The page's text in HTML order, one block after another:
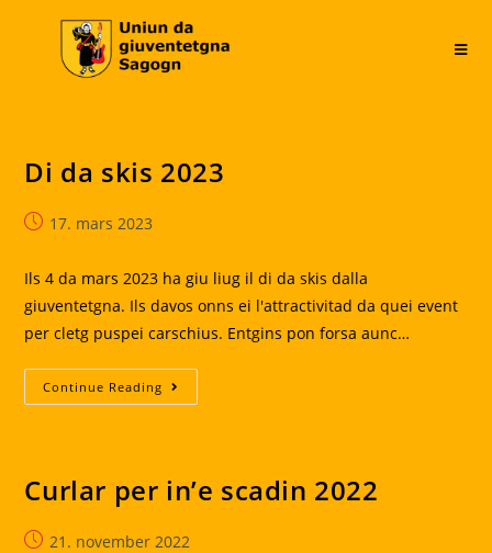
Di da skis 2023
Post17. mars 2023
Ils 4 da mars 2023 ha giu liug il di da skis dalla
giuventetgna. Ils davos onns ei l'attractivitad da quei event
per cletg puspei carschius. Entgins pon forsa aunc…
Continue Reading Di
Da
Curlar per in’e scadin 2022
Post21. november 2022